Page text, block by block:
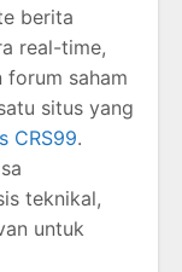
berita
real-time,
forum saham
situs yang
CRS99.
teknikal,
untuk